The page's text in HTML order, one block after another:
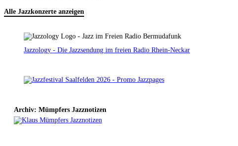
Alle Jazzkonzerte anzeigen
Jazzology - Die Jazzsendung im freien Radio Rhein-Neckar
Archiv: Mümpfers Jazznotizen